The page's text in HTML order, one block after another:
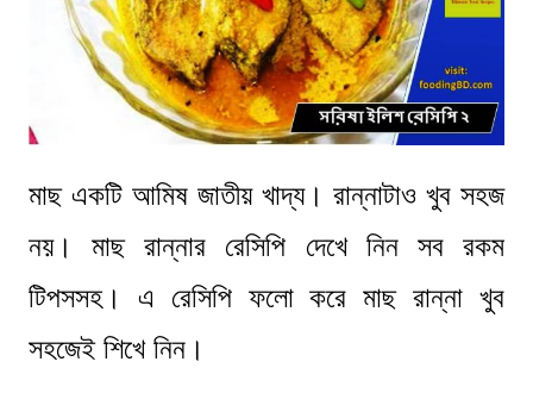
মাছ একটি আমিষ জাতীয় খাদ্য। রান্নাটাও খুব সহজ
নয়। মাছ রান্নার রেসিপি দেখে নিন সব রকম
টিপসসহ। এ রেসিপি ফলো করে মাছ রান্না খুব
সহজেই শিখে নিন।